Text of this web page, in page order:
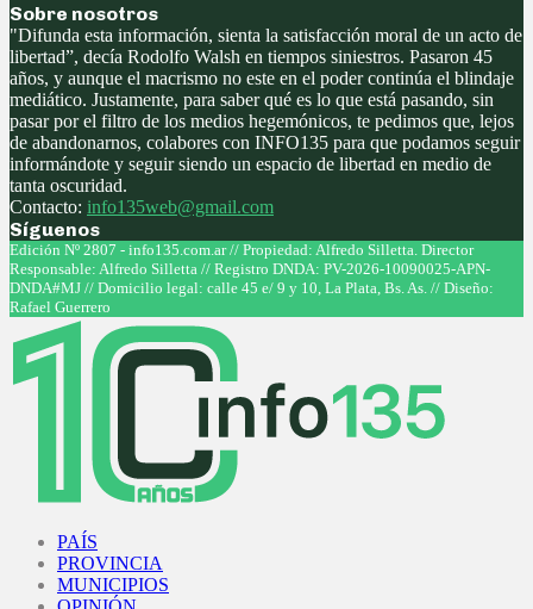
Sobre nosotros
"Difunda esta información, sienta la satisfacción moral de un acto de
libertad”, decía Rodolfo Walsh en tiempos siniestros. Pasaron 45
años, y aunque el macrismo no este en el poder continúa el blindaje
mediático. Justamente, para saber qué es lo que está pasando, sin
pasar por el filtro de los medios hegemónicos, te pedimos que, lejos
de abandonarnos, colabores con INFO135 para que podamos seguir
informándote y seguir siendo un espacio de libertad en medio de
tanta oscuridad.
Contacto: info135web@gmail.com
Síguenos
Facebook
Twitter
Instagram
Youtube
Edición Nº 2807 - info135.com.ar // Propiedad: Alfredo Silletta. Director
Responsable: Alfredo Silletta // Registro DNDA: PV-2026-10090025-APN-
DNDA#MJ // Domicilio legal: calle 45 e/ 9 y 10, La Plata, Bs. As. // Diseño:
Rafael Guerrero
PAÍS
PROVINCIA
MUNICIPIOS